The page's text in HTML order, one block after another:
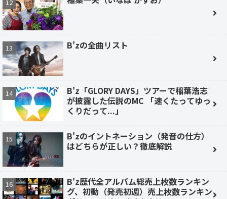
B'zの全曲リスト
B'z「GLORY DAYS」ツアーで稲葉浩志
が披露した伝説のMC 「速くたってゆっ
くりだって...」
B'zのイントネーション（発音の仕方）
はどちらが正しい？徹底解説
B'z歴代全アルバム総売上枚数ランキン
グ、初動（発売初週）売上枚数ランキン